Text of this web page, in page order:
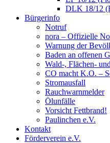
DLK 18/12
Bürgerinfo
Notruf
nora – Offizielle
Warnung der
Baden an offenen
Wald-, Flächen-
CO macht K.O. –
Stromausfall
Rauchwarnmelder
Ölunfälle
Vorsicht Fettbrand!
Paulinchen e.V.
Kontakt
Förderverein e.V.